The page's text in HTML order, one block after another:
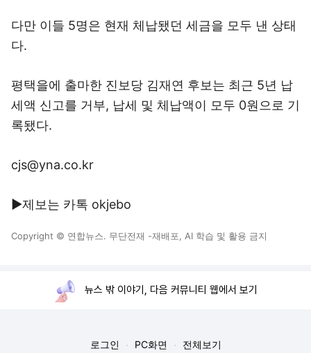
다만 이들 5명은 현재 체납됐던 세금을 모두 낸 상태
다.
평택을에 출마한 진보당 김재연 후보는 최근 5년 납
세액 신고를 거부, 납세 및 체납액이 모두 0원으로 기
록됐다.
cjs@yna.co.kr
▶제보는 카톡 okjebo
Copyright © 연합뉴스. 무단전재 -재배포, AI 학습 및 활용 금지
뉴스 밖 이야기, 다음 커뮤니티 웹에서 보기
로그인 PC화면 전체보기